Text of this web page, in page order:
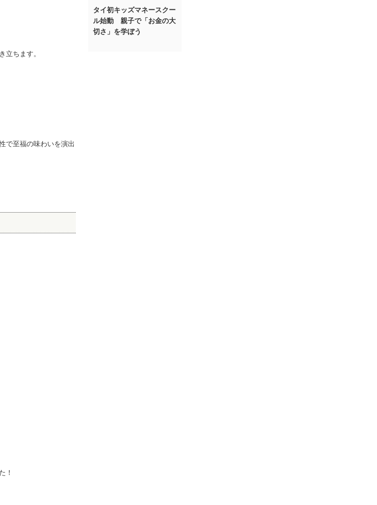
立ちます。
で至福の味わいを演出
！
タイ初キッズマネースクー
ル始動 親子で「お金の大
切さ」を学ぼう